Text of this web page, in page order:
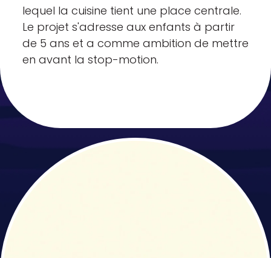
lequel la cuisine tient une place centrale.
Le projet s'adresse aux enfants à partir
de 5 ans et a comme ambition de mettre
en avant la stop-motion.